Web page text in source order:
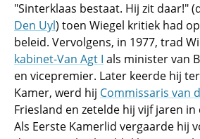
"Sinterklaas bestaat. Hij zit daar!"
Den Uyl) toen Wiegel kritiek had
beleid. Vervolgens, in 1977, trad
kabinet-Van Agt I als minister van
en vicepremier. Later keerde hij
Kamer, werd hij Commissaris van
Friesland en zetelde hij vijf jaren in
Als Eerste Kamerlid vergaarde hij